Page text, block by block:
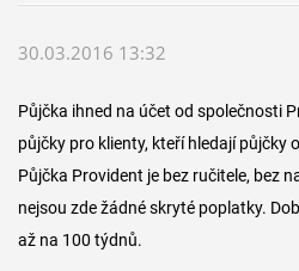
30.03.2016 13:32
Půjčka ihned na účet od společnosti
půjčky pro klienty, kteří hledají půjčky
Půjčka Provident je bez ručitele, bez
nejsou zde žádné skryté poplatky.
až na 100 týdnů.